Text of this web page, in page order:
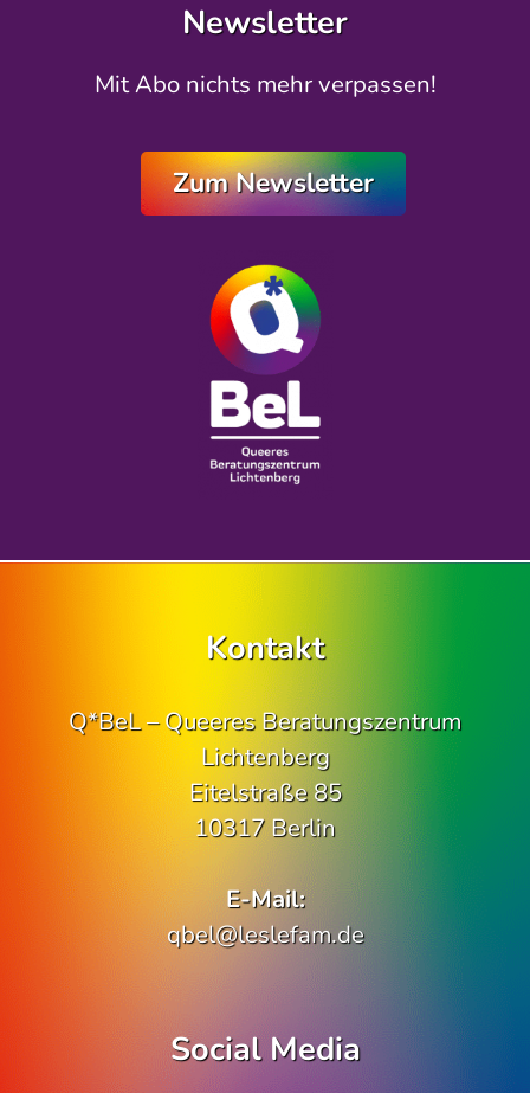
Newsletter
Mit Abo nichts mehr verpassen!
Zum Newsletter
Kontakt
Q*BeL – Queeres Beratungszentrum
Lichtenberg
Eitelstraße 85
10317 Berlin
E-Mail:
qbel@leslefam.de
Social Media